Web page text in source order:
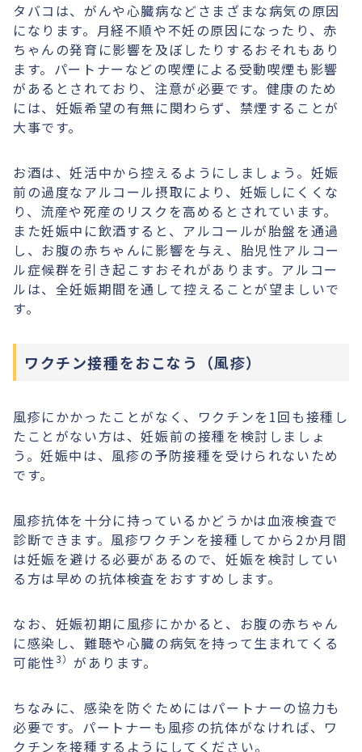
タバコは、がんや心臓病などさまざまな病気の原因
になります。月経不順や不妊の原因になったり、赤
ちゃんの発育に影響を及ぼしたりするおそれもあり
ます。パートナーなどの喫煙による受動喫煙も影響
があるとされており、注意が必要です。健康のため
には、妊娠希望の有無に関わらず、禁煙することが
大事です。
お酒は、妊活中から控えるようにしましょう。妊娠
前の過度なアルコール摂取により、妊娠しにくくな
り、流産や死産のリスクを高めるとされています。
また妊娠中に飲酒すると、アルコールが胎盤を通過
し、お腹の赤ちゃんに影響を与え、胎児性アルコー
ル症候群を引き起こすおそれがあります。アルコー
ルは、全妊娠期間を通して控えることが望ましいで
す。
ワクチン接種をおこなう（風疹）
風疹にかかったことがなく、ワクチンを1回も接種し
たことがない方は、妊娠前の接種を検討しましょ
う。妊娠中は、風疹の予防接種を受けられないため
です。
風疹抗体を十分に持っているかどうかは血液検査で
診断できます。風疹ワクチンを接種してから2か月間
は妊娠を避ける必要があるので、妊娠を検討してい
る方は早めの抗体検査をおすすめします。
なお、妊娠初期に風疹にかかると、お腹の赤ちゃん
に感染し、難聴や心臓の病気を持って生まれてくる
可能性3）があります。
ちなみに、感染を防ぐためにはパートナーの協力も
必要です。パートナーも風疹の抗体がなければ、ワ
クチンを接種するようにしてください。